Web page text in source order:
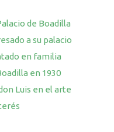
de Boadilla
a su palacio
en familia
en 1930
Luis en el arte